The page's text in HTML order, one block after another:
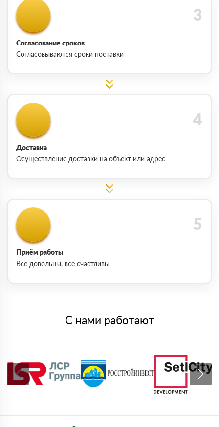
Согласование сроков
Согласовываются сроки поставки
Доставка
Осуществление доставки на объект или адрес
Приём работы
Все довольны, все счастливы
С нами работают